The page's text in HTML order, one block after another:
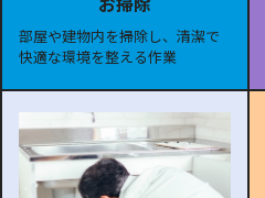
部屋や建物内を掃除し、清潔で
快適な環境を整える作業